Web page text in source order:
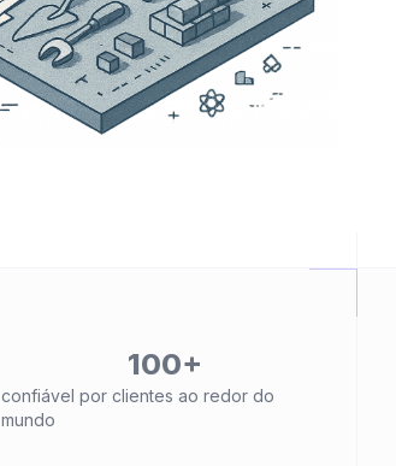
100+
confiável por clientes ao redor do
mundo